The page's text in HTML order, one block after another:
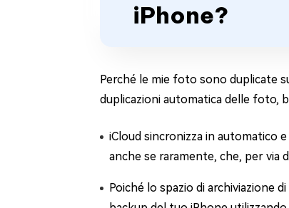
iPhone?
Perché le mie foto sono duplicate
duplicazioni automatica delle foto,
iCloud sincronizza in automatico
anche se raramente, che, per via
Poiché lo spazio di archiviazione